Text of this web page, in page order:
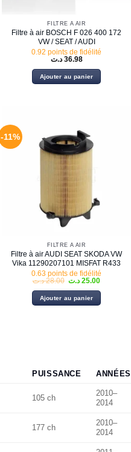
FILTRE À AIR
Filtre à air BOSCH F 026 400 172
VW / SEAT / AUDI
0.92 points de fidélité
36.98 د.ت
Ajouter au panier
-11%
FILTRE À AIR
Filtre à air AUDI SEAT SKODA VW
Vika 11290207101 MISFAT R433
0.63 points de fidélité
28.00 د.ت
Le
initial
était :
25.00 د.ت
Le
actuel
est :
Ajouter au panier
PUISSANCE ANNÉES
105 ch
2010–
2014
177 ch
2010–
2014